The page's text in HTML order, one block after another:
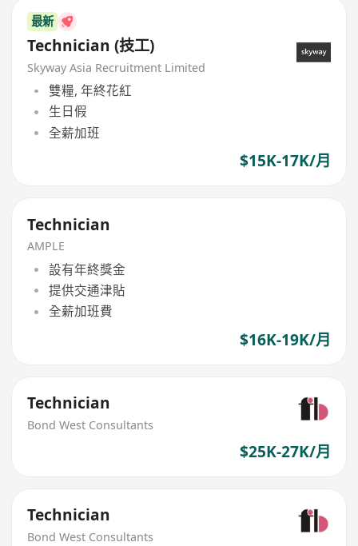
最新
Technician (技工)
Skyway Asia Recruitment Limited
雙糧, 年終花紅
生日假
全薪加班
$15K-17K/月
Technician
AMPLE
設有年終獎金
提供交通津貼
全薪加班費
$16K-19K/月
Technician
Bond West Consultants
$25K-27K/月
Technician
Bond West Consultants